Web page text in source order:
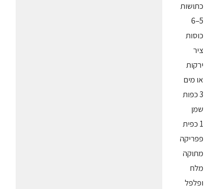
כתושות
5–6
כוסות
ציר
ירקות
או מים
3 כפות
שמן
1 כפית
פפריקה
מתוקה
מלח
ופלפל